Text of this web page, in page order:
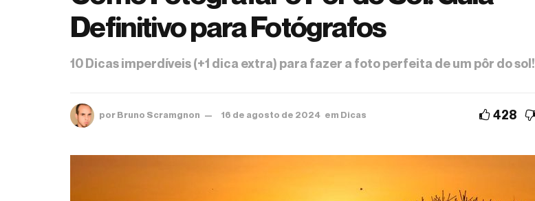
Definitivo para Fotógrafos
10 Dicas imperdíveis (+1 dica extra) para fazer a foto perfeita de um pôr do sol!
porBruno Scramgnon 16 de agosto de 2024 em Dicas 428